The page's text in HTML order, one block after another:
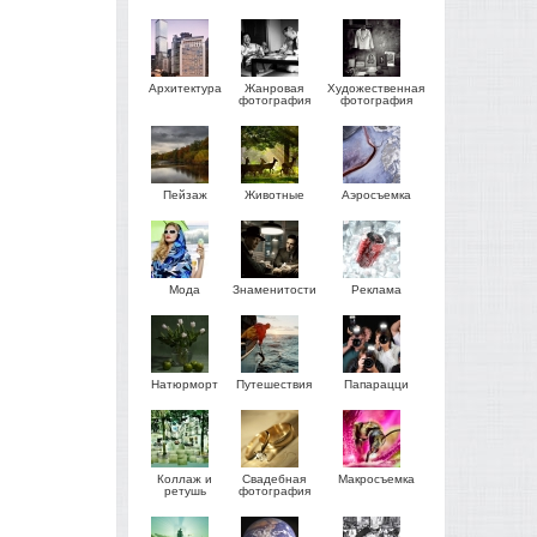
Архитектура Жанровая
фотография
Художественная
фотография
Пейзаж Животные Аэросъемка
Мода Знаменитости Реклама
Натюрморт Путешествия Папарацци
Коллаж и
ретушь
Свадебная
фотография
Макросъемка